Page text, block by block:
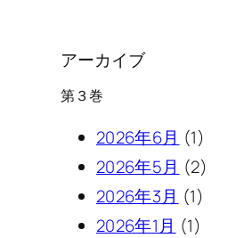
アーカイブ
第３巻
2026年6月 (1)
2026年5月 (2)
2026年3月 (1)
2026年1月 (1)